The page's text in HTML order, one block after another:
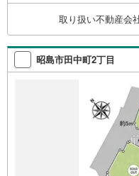
に安心を提案しま
ご自分の目で確認
材を使用してイン
取り扱い不動産会
昭島市田中町2丁目